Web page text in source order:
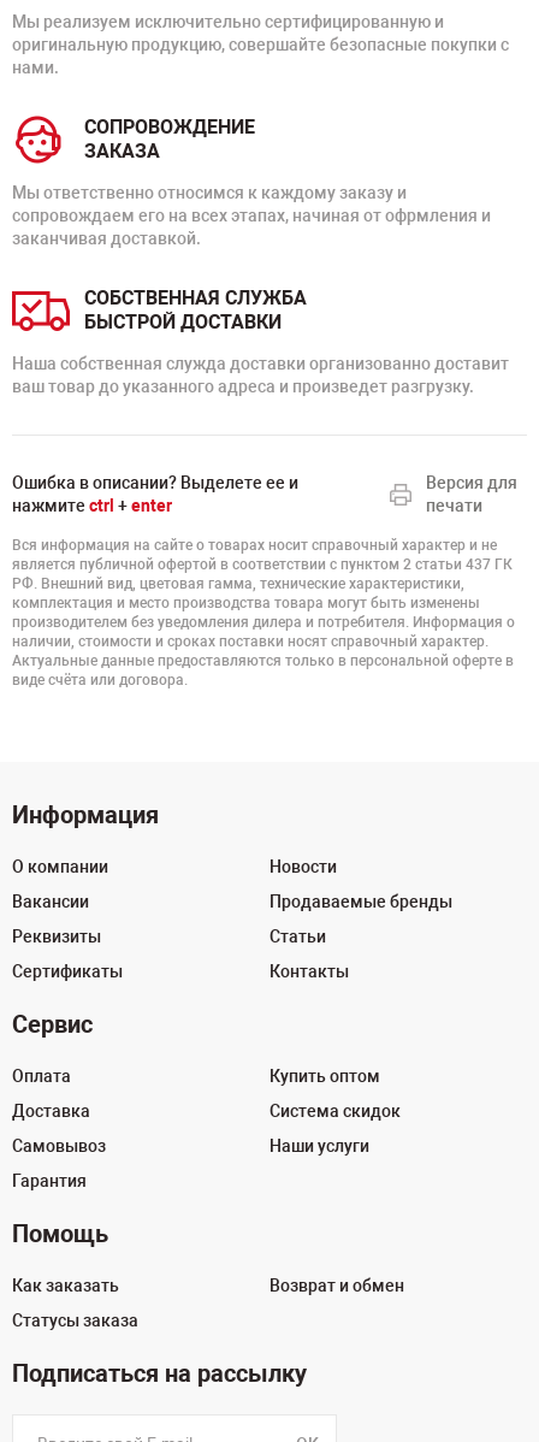
Мы реализуем исключительно сертифицированную и
оригинальную продукцию, совершайте безопасные покупки с
нами.
СОПРОВОЖДЕНИЕ
ЗАКАЗА
Мы ответственно относимся к каждому заказу и
сопровождаем его на всех этапах, начиная от офрмления и
заканчивая доставкой.
СОБСТВЕННАЯ СЛУЖБА
БЫСТРОЙ ДОСТАВКИ
Наша собственная служда доставки организованно доставит
ваш товар до указанного адреса и произведет разгрузку.
Ошибка в описании? Выделете ее и
нажмите ctrl +enter
Версия для
печати
Вся информация на сайте о товарах носит справочный характер и не
является публичной офертой в соответствии с пунктом 2 статьи 437 ГК
РФ. Внешний вид, цветовая гамма, технические характеристики,
комплектация и место производства товара могут быть изменены
производителем без уведомления дилера и потребителя. Информация о
наличии, стоимости и сроках поставки носят справочный характер.
Актуальные данные предоставляются только в персональной оферте в
виде счёта или договора.
Информация
О компании
Вакансии
Реквизиты
Сертификаты
Новости
Продаваемые бренды
Статьи
Контакты
Сервис
Оплата
Доставка
Самовывоз
Гарантия
Купить оптом
Система скидок
Наши услуги
Помощь
Как заказать
Статусы заказа
Возврат и обмен
Подписаться на рассылку